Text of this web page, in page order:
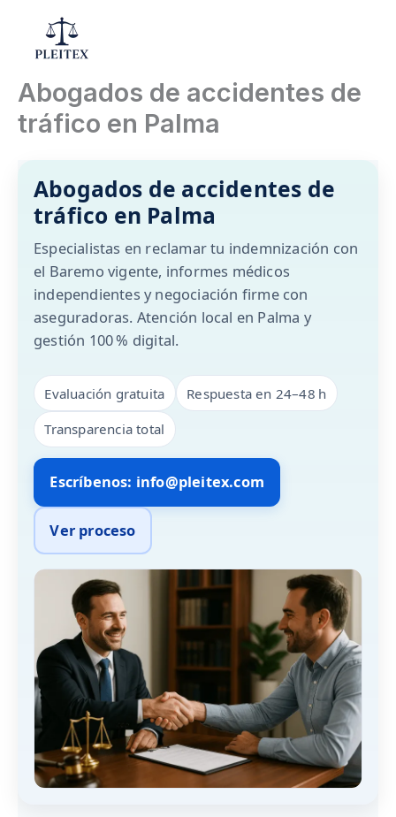
contenido
Abogados de accidentes de
tráfico en Palma
Abogados de accidentes de
tráfico en Palma
Especialistas en reclamar tu indemnización con
el Baremo vigente, informes médicos
independientes y negociación firme con
aseguradoras. Atención local en Palma y
gestión 100 % digital.
Evaluación gratuita Respuesta en 24–48 h
Transparencia total
Escríbenos: info@pleitex.com
Ver proceso